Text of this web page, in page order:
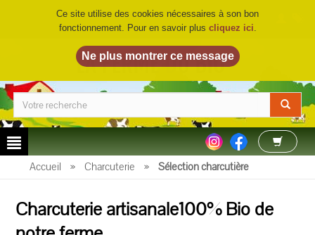
LA FERME DU BIO©
Accueil » Charcuterie » Sélection charcutière
Charcuterie artisanale100% Bio de
Ce site utilise des cookies nécessaires à son bon
fonctionnement. Pour en savoir plus cliquez ici.